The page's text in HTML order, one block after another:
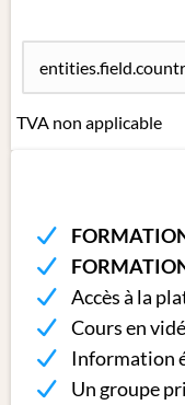
TVA non applicable
Accès à la
Cours en
Information
Un groupe